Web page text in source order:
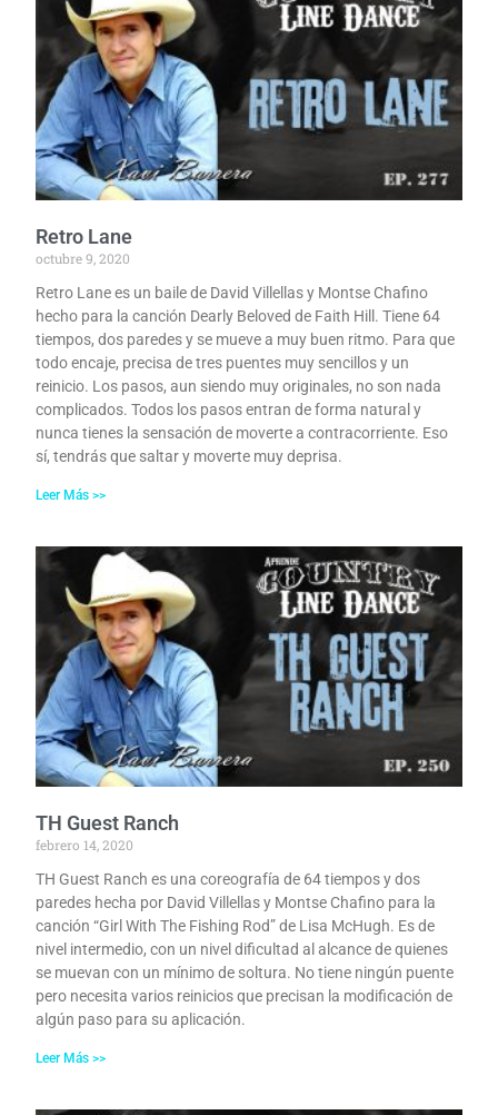
Retro Lane
octubre 9, 2020
Retro Lane es un baile de David Villellas y Montse Chafino
hecho para la canción Dearly Beloved de Faith Hill. Tiene 64
tiempos, dos paredes y se mueve a muy buen ritmo. Para que
todo encaje, precisa de tres puentes muy sencillos y un
reinicio. Los pasos, aun siendo muy originales, no son nada
complicados. Todos los pasos entran de forma natural y
nunca tienes la sensación de moverte a contracorriente. Eso
sí, tendrás que saltar y moverte muy deprisa.
Leer Más >>
TH Guest Ranch
febrero 14, 2020
TH Guest Ranch es una coreografía de 64 tiempos y dos
paredes hecha por David Villellas y Montse Chafino para la
canción “Girl With The Fishing Rod” de Lisa McHugh. Es de
nivel intermedio, con un nivel dificultad al alcance de quienes
se muevan con un mínimo de soltura. No tiene ningún puente
pero necesita varios reinicios que precisan la modificación de
algún paso para su aplicación.
Leer Más >>